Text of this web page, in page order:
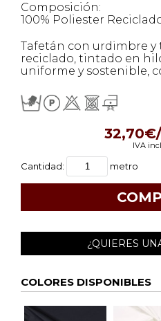
Composición:
100% Poliester
Tafetán con urdimbre y
reciclado, tintado en
uniforme y sostenible,
IVA
Cantidad: metro
¿QUIERES
COLORES DISPONIBLES